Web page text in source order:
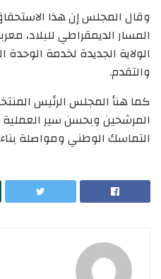
وقال المجلس إن هذا
المسار الديمقراطي للبلاد،
الولاية الجديدة لخدمة الوحدة
والتقدم.
كما هنأ المجلس الرئيس
المرشحين وبحسن سير العملية
التماسك الوطني ومواصلة